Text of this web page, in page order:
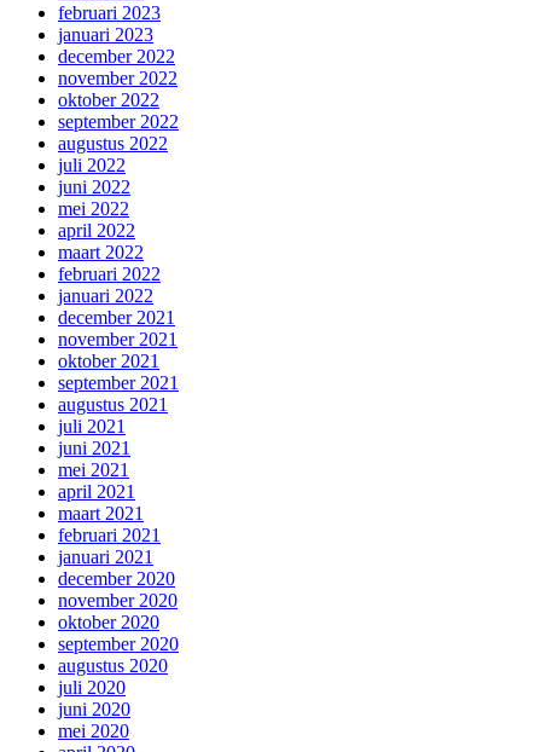
februari 2023
januari 2023
december 2022
november 2022
oktober 2022
september 2022
augustus 2022
juli 2022
juni 2022
mei 2022
april 2022
maart 2022
februari 2022
januari 2022
december 2021
november 2021
oktober 2021
september 2021
augustus 2021
juli 2021
juni 2021
mei 2021
april 2021
maart 2021
februari 2021
januari 2021
december 2020
november 2020
oktober 2020
september 2020
augustus 2020
juli 2020
juni 2020
mei 2020